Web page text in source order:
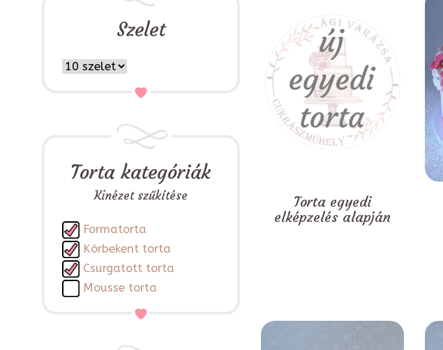
Szelet
Torta kategóriák
Kinézet szűkítése
Formatorta
Körbekent torta
Csurgatott torta
Mousse torta
Torta egyedi
elképzelés alapján